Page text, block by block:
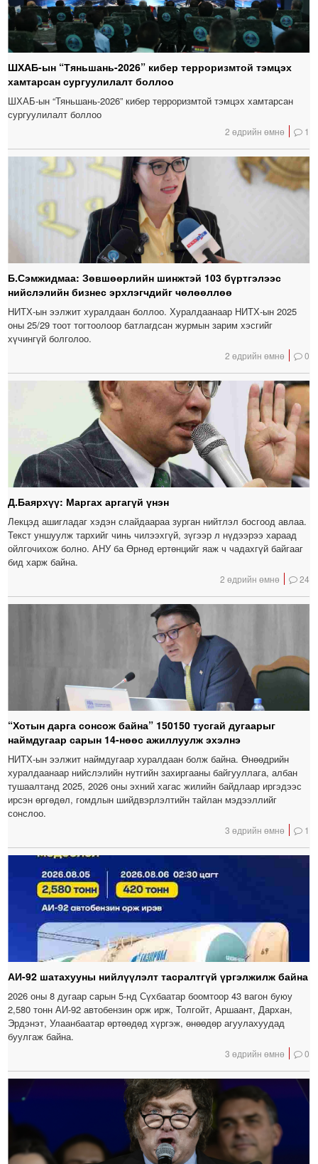
ШХАБ-ын “Тяньшань-2026” кибер терроризмтой тэмцэх
хамтарсан сургуулилалт боллоо
ШХАБ-ын “Тяньшань-2026” кибер терроризмтой тэмцэх хамтарсан
сургуулилалт боллоо
2 өдрийн өмнө 1
Б.Сэмжидмаа: Зөвшөөрлийн шинжтэй 103 бүртгэлээс
нийслэлийн бизнес эрхлэгчдийг чөлөөллөө
НИТХ-ын ээлжит хуралдаан боллоо. Хуралдаанаар НИТХ-ын 2025
оны 25/29 тоот тогтоолоор батлагдсан журмын зарим хэсгийг
хүчингүй болголоо.
2 өдрийн өмнө 0
Д.Баярхүү: Маргах аргагүй үнэн
Лекцэд ашигладаг хэдэн слайдаараа зурган нийтлэл босгоод авлаа.
Текст уншуулж тархийг чинь чилээхгүй, зүгээр л нүдээрээ хараад
ойлгочихож болно. АНУ ба Өрнөд ертөнцийг яаж ч чадахгүй байгааг
бид харж байна.
2 өдрийн өмнө 24
“Хотын дарга сонсож байна” 150150 тусгай дугаарыг
наймдугаар сарын 14-нөөс ажиллуулж эхэлнэ
НИТХ-ын ээлжит наймдугаар хуралдаан болж байна. Өнөөдрийн
хуралдаанаар нийслэлийн нутгийн захиргааны байгууллага, албан
тушаалтанд 2025, 2026 оны эхний хагас жилийн байдлаар иргэдээс
ирсэн өргөдөл, гомдлын шийдвэрлэлтийн тайлан мэдээллийг
сонслоо.
3 өдрийн өмнө 1
АИ-92 шатахууны нийлүүлэлт тасралтгүй үргэлжилж байна
2026 оны 8 дугаар сарын 5-нд Сүхбаатар боомтоор 43 вагон буюу
2,580 тонн АИ-92 автобензин орж ирж, Толгойт, Аршаант, Дархан,
Эрдэнэт, Улаанбаатар өртөөдөд хүргэж, өнөөдөр агуулахуудад
буулгаж байна.
3 өдрийн өмнө 0